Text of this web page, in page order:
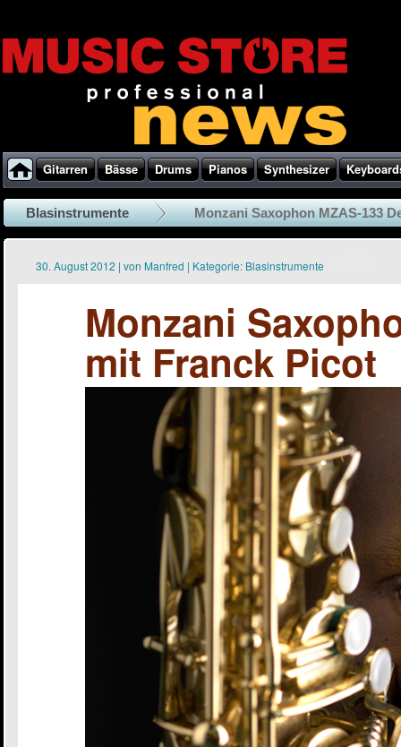
Gitarren Bässe Drums Pianos Synthesizer
Blasinstrumente Monzani Saxophon MZAS-133
30. August 2012 | von Manfred | Kategorie: Blasinstrumente
Monzani
mit Franck Picot